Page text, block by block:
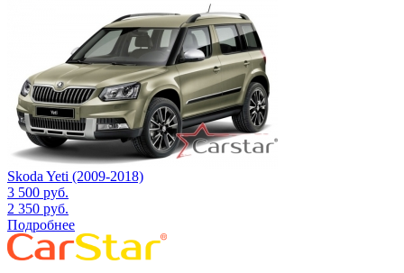
Skoda Yeti (2009-2018)
3 500 руб.
2 350 руб.
Подробнее